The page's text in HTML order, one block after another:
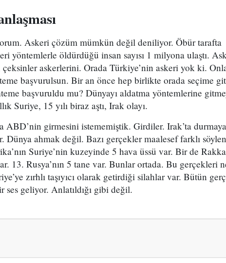
Askeri çözüm mümkün değil deniliyor. Öbür tarafta
yöntemlerle öldürdüğü insan sayısı 1 milyona ulaştı.
askerlerini. Orada Türkiye’nin askeri yok ki.
başvurulsun. Bir an önce hep birlikte orada seçime
başvuruldu mu? Dünyayı aldatma yöntemlerine
Suriye, 15 yılı biraz aştı, Irak olayı.
ABD’nin girmesini istememiştik. Girdiler. Irak’ta
Dünya ahmak değil. Bazı gerçekler maalesef farklı
Suriye’nin kuzeyinde 5 hava üssü var. Bir de
13. Rusya’nın 5 tane var. Bunlar ortada. Bu gerçekleri
zırhlı taşıyıcı olarak getirdiği silahlar var. Bütün
geliyor. Anlatıldığı gibi değil.